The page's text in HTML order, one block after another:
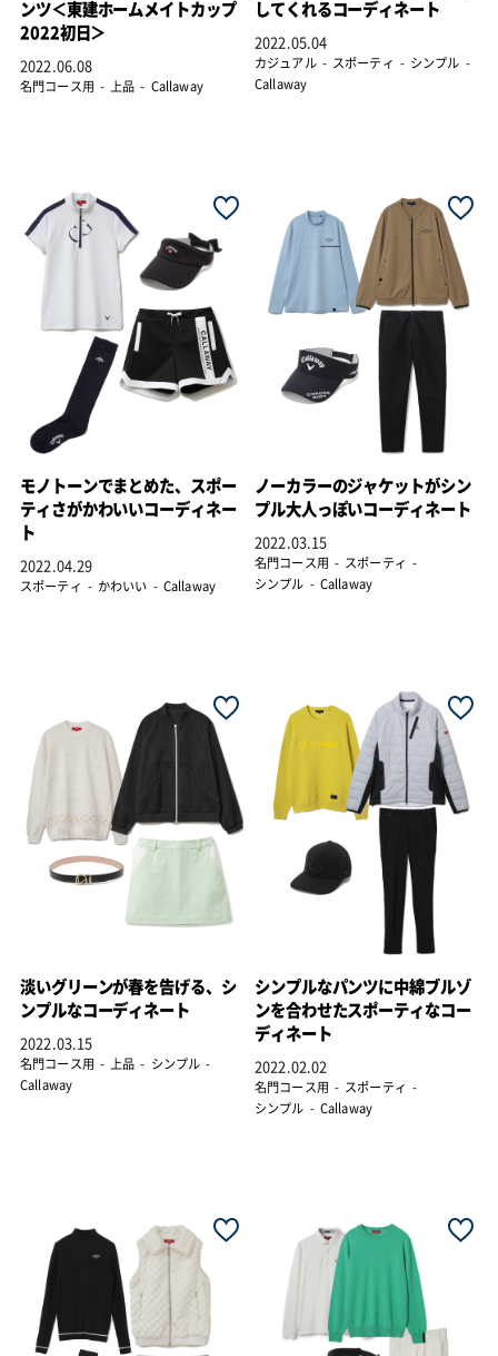
ンツ＜東建ホームメイトカップ
2022初日＞
2022.06.08
名門コース用 上品 Callaway
してくれるコーディネート
2022.05.04
カジュアル スポーティ
シンプル
Callaway
モノトーンでまとめた、スポー
ティさがかわいいコーディネー
ト
2022.04.29
スポーティ かわいい Callaway
ノーカラーのジャケットがシン
プル大人っぽいコーディネート
2022.03.15
名門コース用
スポーティ
シンプル
Callaway
淡いグリーンが春を告げる、シ
ンプルなコーディネート
2022.03.15
名門コース用 上品
シンプル
Callaway
シンプルなパンツに中綿ブルゾ
ンを合わせたスポーティなコー
ディネート
2022.02.02
名門コース用
スポーティ
シンプル
Callaway